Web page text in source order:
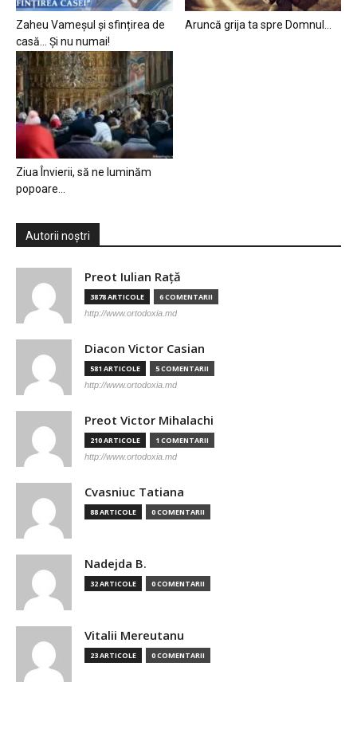
Zaheu Vameșul și sfințirea de
casă… Și nu numai!
Aruncă grija ta spre Domnul…
Ziua Învierii, să ne luminăm
popoare…
Autorii noștri
Preot Iulian Raţă
3878 ARTICOLE 6 COMENTARII
http://www.ortodoxia.md
Diacon Victor Casian
581 ARTICOLE 5 COMENTARII
http://www.ortodoxia.md
Preot Victor Mihalachi
210 ARTICOLE 1 COMENTARII
http://www.ortodoxia.md
Cvasniuc Tatiana
88 ARTICOLE 0 COMENTARII
Nadejda B.
32 ARTICOLE 0 COMENTARII
Vitalii Mereutanu
23 ARTICOLE 0 COMENTARII